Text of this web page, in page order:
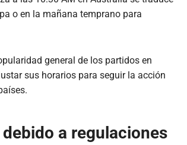
o en la mañana temprano para
general de los partidos en
sus horarios para seguir la acción
a regulaciones